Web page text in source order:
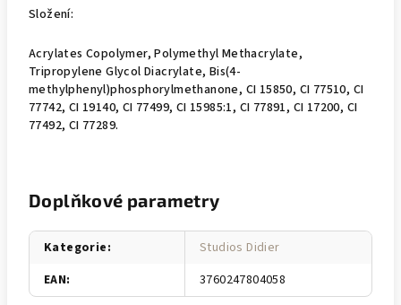
Složení:
Acrylates Copolymer, Polymethyl Methacrylate,
Tripropylene Glycol Diacrylate, Bis(4-
methylphenyl)phosphorylmethanone, CI 15850, CI 77510, CI
77742, CI 19140, CI 77499, CI 15985:1, CI 77891, CI 17200, CI
77492, CI 77289.
Doplňkové parametry
Kategorie:
Studios Didier
EAN: 3760247804058